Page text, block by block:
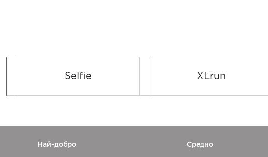
Selfie XLrun
Най-добро Средно